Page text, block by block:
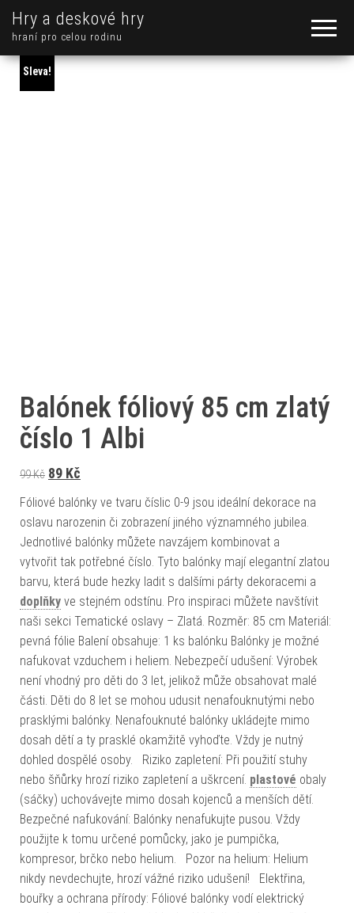
Hry a deskové hry
hraní pro celou rodinu
Sleva!
Balónek fóliový 85 cm zlatý
číslo 1 Albi
99Kč Původní cena byla: 99 Kč.
89 Kč
Fóliové balónky ve tvaru číslic 0-9 jsou ideální dekorace na
oslavu narozenin či zobrazení jiného významného jubilea.
Jednotlivé balónky můžete navzájem kombinovat a
vytvořit tak potřebné číslo. Tyto balónky mají elegantní zlatou
barvu, která bude hezky ladit s dalšími párty dekoracemi a
doplňky ve stejném odstínu. Pro inspiraci můžete navštívit
naši sekci Tematické oslavy – Zlatá. Rozměr: 85 cm Materiál:
pevná fólie Balení obsahuje: 1 ks balónku Balónky je možné
nafukovat vzduchem i heliem. Nebezpečí udušení: Výrobek
není vhodný pro děti do 3 let, jelikož může obsahovat malé
části. Děti do 8 let se mohou udusit nenafouknutými nebo
prasklými balónky. Nenafouknuté balónky ukládejte mimo
dosah dětí a ty prasklé okamžitě vyhoďte. Vždy je nutný
dohled dospělé osoby. Riziko zapletení: Při použití stuhy
nebo šňůrky hrozí riziko zapletení a uškrcení. plastové obaly
(sáčky) uchovávejte mimo dosah kojenců a menších dětí.
Bezpečné nafukování: Balónky nenafukujte pusou. Vždy
použijte k tomu určené pomůcky, jako je pumpička,
kompresor, brčko nebo helium. Pozor na helium: Helium
nikdy nevdechujte, hrozí vážné riziko udušení! Elektřina,
bouřky a ochrana přírody: Fóliové balónky vodí elektrický